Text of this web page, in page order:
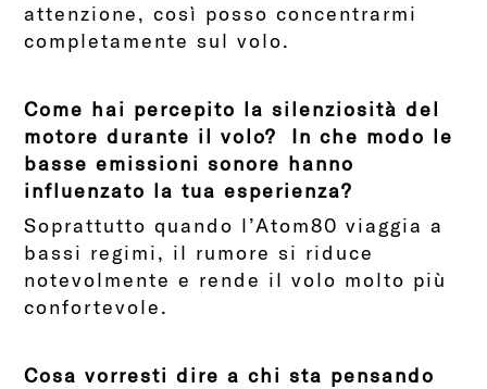
attenzione, così posso concentrarmi
completamente sul volo.
Come hai percepito la silenziosità del
motore durante il volo? In che modo le
basse emissioni sonore hanno
influenzato la tua esperienza?
Soprattutto quando l’Atom80 viaggia a
bassi regimi, il rumore si riduce
notevolmente e rende il volo molto più
confortevole.
Cosa vorresti dire a chi sta pensando